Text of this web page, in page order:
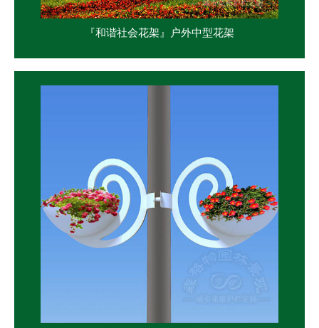
『和谐社会花架』户外中型花架